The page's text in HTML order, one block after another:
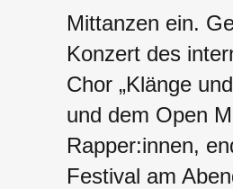
Mittanzen ein.
Konzert des
Chor „Klänge
und dem Open
Rapper:innen,
Festival am